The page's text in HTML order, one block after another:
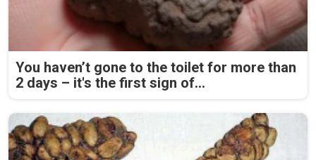
You haven’t gone to the toilet for more than
2 days – it's the first sign of...